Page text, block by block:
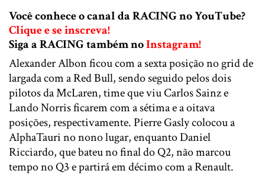
Você conhece o canal da RACING no YouTube?
Clique e se inscreva!
Siga a RACING também noInstagram!
Alexander Albon ficou com a sexta posição no grid de
largada com a Red Bull, sendo seguido pelos dois
pilotos da McLaren, time que viu Carlos Sainz e
Lando Norris ficarem com a sétima e a oitava
posições, respectivamente. Pierre Gasly colocou a
AlphaTauri no nono lugar, enquanto Daniel
Ricciardo, que bateu no final do Q2, não marcou
tempo no Q3 e partirá em décimo com a Renault.